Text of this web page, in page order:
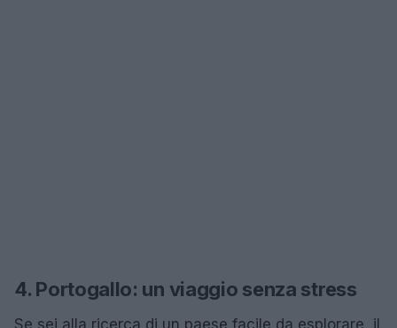
4. Portogallo: un viaggio senza stress
Se sei alla ricerca di un paese facile da esplorare, il